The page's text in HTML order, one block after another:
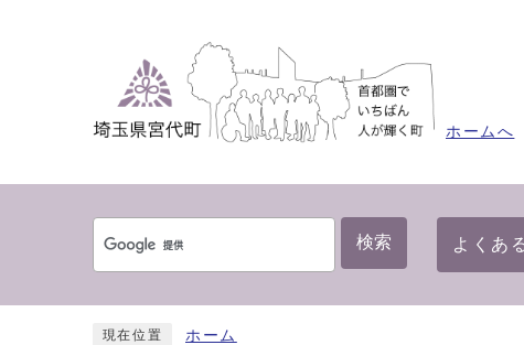
ホームへ
検索 よくあ
現在位置 ホーム